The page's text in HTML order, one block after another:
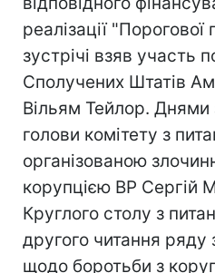
реалізації
зустрічі взяв участь
Сполучених Штатів
Вільям Тейлор. Днями
голови комітету з
організованою
корупцією ВР Сергій
Круглого столу з
другого читання ряду
щодо боротьби з